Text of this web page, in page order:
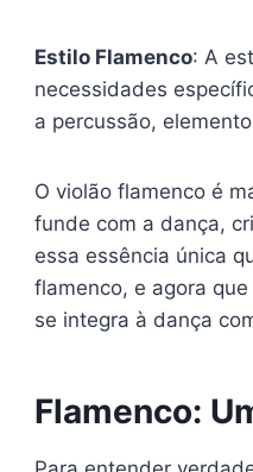
Estilo Flamenco: A
necessidades
a percussão,
O violão flamenco é
funde com a dança,
essa essência única
flamenco, e agora
se integra à dança
Flamenco: